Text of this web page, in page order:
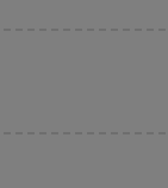
el vuelo más